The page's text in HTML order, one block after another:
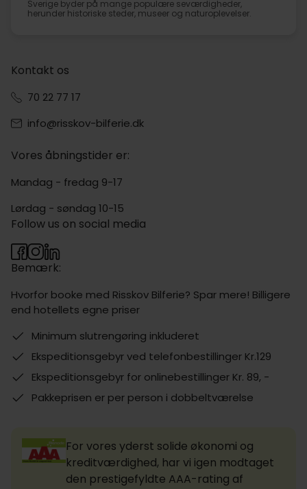
Sverige byder på mange populære seværdigheder,
herunder historiske steder, museer og naturoplevelser.
Kontakt os
70 22 77 17
info@risskov-bilferie.dk
Vores åbningstider er:
Mandag - fredag 9-17
Lørdag - søndag 10-15
Bemærk:
Hvorfor booke med Risskov Bilferie? Spar mere! Billigere
end hotellets egne priser
Minimum slutrengøring inkluderet
Ekspeditionsgebyr ved telefonbestillinger Kr.129
Ekspeditionsgebyr for onlinebestillinger Kr. 89, -
Pakkeprisen er per person i dobbeltværelse
Follow us on social media
For vores yderst solide økonomi og
kreditværdighed, har vi igen modtaget
den prestigefyldte AAA-rating af